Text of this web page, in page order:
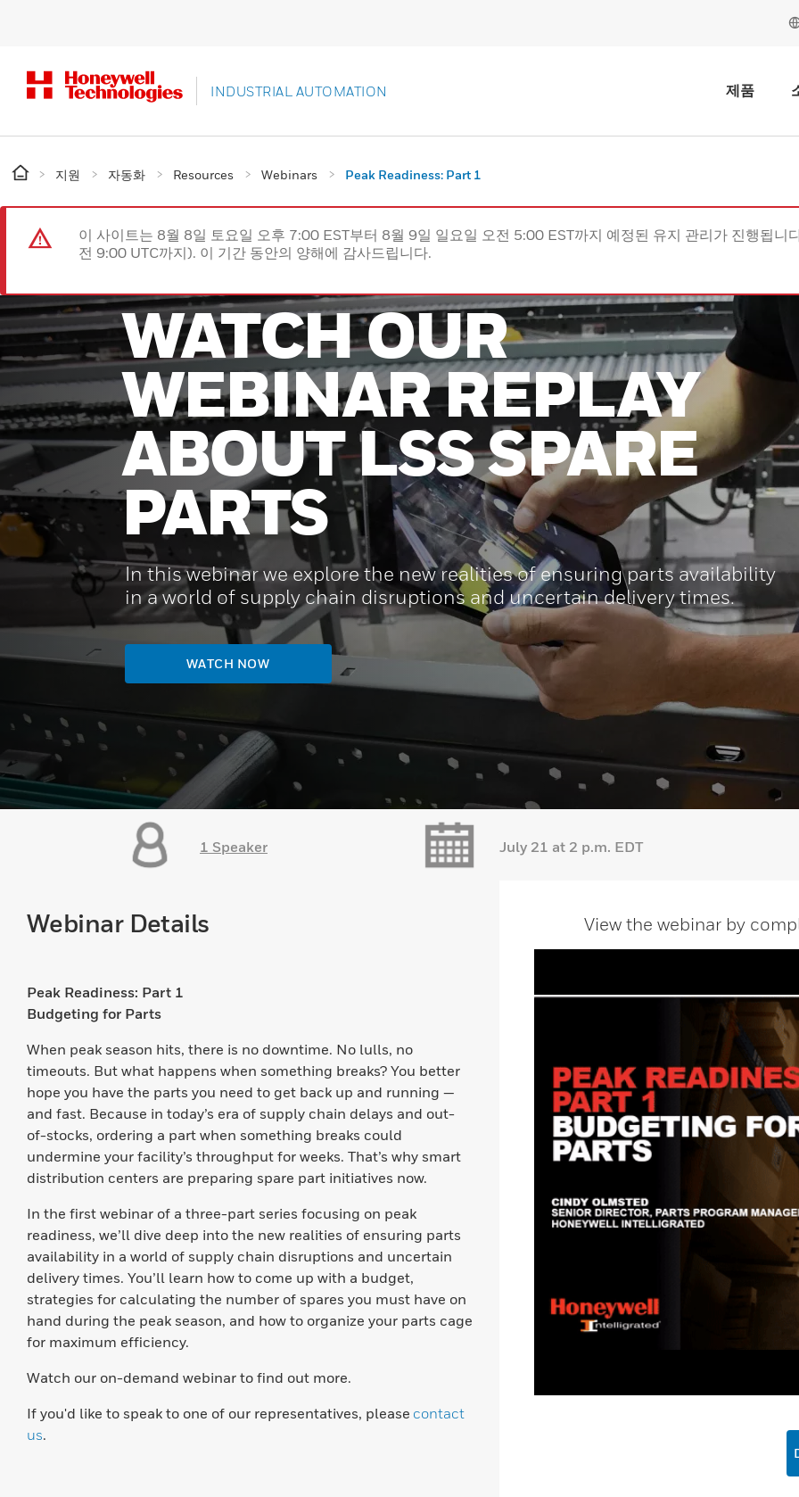
INDUSTRIAL AUTOMATION 제품
지원 자동화 Resources Webinars Peak Readiness: Part 1
이 사이트는 8월 8일 토요일 오후 7:00 EST부터 8월 9일 일요일 오전 5:00 EST까지 예정된 유지 관리가 진행됩
전 9:00 UTC까지). 이 기간 동안의 양해에 감사드립니다.
WATCH OUR
WEBINAR REPLAY
ABOUT LSS SPARE
PARTS
In this webinar we explore the new realities of ensuring parts availability
in a world of supply chain disruptions and uncertain delivery times.
WATCH NOW
1 Speaker July 21 at 2 p.m. EDT
Webinar Details
Peak Readiness: Part 1
Budgeting for Parts
When peak season hits, there is no downtime. No lulls, no
timeouts. But what happens when something breaks? You better
hope you have the parts you need to get back up and running —
and fast. Because in today’s era of supply chain delays and out-
of-stocks, ordering a part when something breaks could
undermine your facility’s throughput for weeks. That’s why smart
distribution centers are preparing spare part initiatives now.
In the first webinar of a three-part series focusing on peak
readiness, we’ll dive deep into the new realities of ensuring parts
availability in a world of supply chain disruptions and uncertain
delivery times. You’ll learn how to come up with a budget,
strategies for calculating the number of spares you must have on
hand during the peak season, and how to organize your parts cage
for maximum efficiency.
Watch our on-demand webinar to find out more.
If you'd like to speak to one of our representatives, please contact
us.
View the webinar by